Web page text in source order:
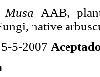
Musa AAB,
native
5-2007